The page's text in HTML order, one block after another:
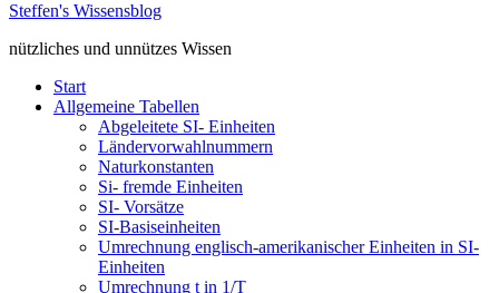
Steffen's Wissensblog
nützliches und unnützes Wissen
Start
Allgemeine Tabellen
Abgeleitete SI- Einheiten
Ländervorwahlnummern
Naturkonstanten
Si- fremde Einheiten
SI- Vorsätze
SI-Basiseinheiten
Umrechnung englisch-amerikanischer Einheiten in SI-
Einheiten
Umrechnung t in 1/T